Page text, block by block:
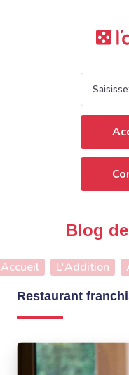
Blog
Accueil L'Addition
Restaurant